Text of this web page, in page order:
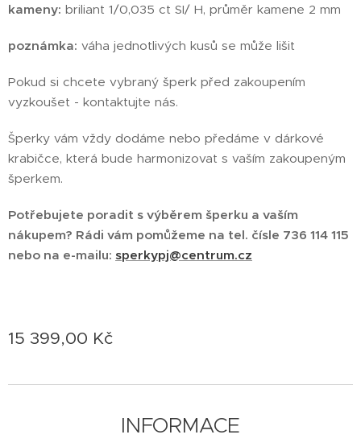
kameny: briliant 1/0,035 ct SI/ H, průměr kamene 2 mm
poznámka: váha jednotlivých kusů se může lišit
Pokud si chcete vybraný šperk před zakoupením
vyzkoušet - kontaktujte nás.
Šperky vám vždy dodáme nebo předáme v dárkové
krabičce, která bude harmonizovat s vaším zakoupeným
šperkem.
Potřebujete poradit s výběrem šperku a vaším
nákupem? Rádi vám pomůžeme na tel. čísle 736 114 115
nebo na e-mailu: sperkypj@centrum.cz
15 399,00 Kč
INFORMACE